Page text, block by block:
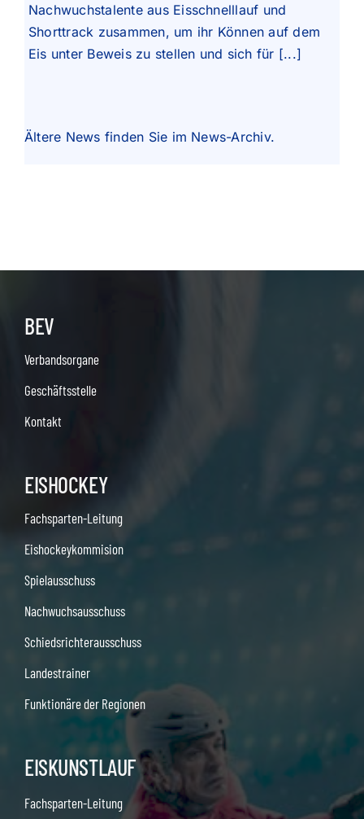
Nachwuchstalente aus Eisschnelllauf und
Shorttrack zusammen, um ihr Können auf dem
Eis unter Beweis zu stellen und sich für [...]
Ältere News finden Sie im News-Archiv.
BEV
Verbandsorgane
Geschäftsstelle
Kontakt
EISHOCKEY
Fachsparten-Leitung
Eishockeykommision
Spielausschuss
Nachwuchsausschuss
Schiedsrichterausschuss
Landestrainer
Funktionäre der Regionen
EISKUNSTLAUF
Fachsparten-Leitung